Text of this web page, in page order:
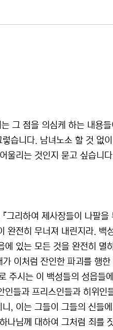
그 점을 의심케 하는 내용
습니다. 남녀노소 할 것 없
리는 것인지 묻고 싶습니다.
그리하여 제사장들이 나팔
완전히 무너져 내린지라. 백
있는 모든 것을 완전히 멸
이처럼 잔인한 파괴를 행
주시는 이 백성들의 성읍들
들과 프리스인들과 히위인
, 이는 그들이 그들의 신들
나님께 대하여 그처럼 죄를